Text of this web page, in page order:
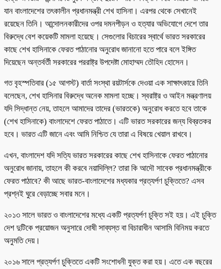
যান বাংলাদেশের তৎকালীন প্রধানমন্ত্রী শেখ হাসিনা। এরপর থেকে সেখানেই
রয়েছেন তিনি। আন্দোলনকারীদের ওপর দমনপীড়ন ও হত্যার অভিযোগে দেশে তার
বিরুদ্ধে বেশ কয়েকটি মামলা হয়েছে। সেগুলোর বিচারের স্বার্থে ভারত সরকারের
কাছে শেখ হাসিনাকে ফেরত পাঠানোর অনুরোধ জানানো হতে পারে বলে ইঙ্গিত
দিয়েছেন অন্তর্বর্তী সরকারের পররাষ্ট্র উপদেষ্টা মোহাম্মদ তৌহিদ হোসেন।
গত বৃহস্পতিবার (১৫ আগস্ট) বার্তা সংস্থা রয়টার্সকে দেওয়া এক সাক্ষাৎকারে তিনি
বলেছেন, শেখ হাসিনার বিরুদ্ধে অনেক মামলা হচ্ছে। স্বরাষ্ট্র ও আইন মন্ত্রণালয়
যদি সিদ্ধান্ত নেয়, তাহলে আমাদের তাদের (ভারতকে) অনুরোধ করতে হবে তাকে
(শেখ হাসিনাকে) বাংলাদেশে ফেরত পাঠাতে। এটি ভারত সরকারের জন্য বিব্রতকর
হবে। ভারত এটি জানে এবং আমি নিশ্চিত যে তারা এ বিষয়ে খেয়াল রাখবে।
এখন, বাংলাদেশ যদি সত্যি ভারত সরকারের কাছে শেখ হাসিনাকে ফেরত পাঠানোর
অনুরোধ জানায়, তাহলে কী করবে নয়াদিল্লি? তারা কি আদৌ সাবেক প্রধানমন্ত্রীকে
ফেরত পাঠাবে? কী আছে ভারত-বাংলাদেশের মধ্যকার প্রত্যর্পণ চুক্তিতে? এসব
প্রশ্নই ঘুরে বেড়াচ্ছে সবার মনে।
২০১৩ সালে ভারত ও বাংলাদেশের মধ্যে একটি প্রত্যর্পণ চুক্তি সই হয়। এই চুক্তি
দেশ দুটিকে প্রয়োজন অনুসারে দোষী সাব্যস্ত বা বিচারাধীন আসামি বিনিময় করতে
অনুমতি দেয়।
২০১৬ সালে প্রত্যর্পণ চুক্তিতে একটি সংশোধনী যুক্ত করা হয়। এতে এক বছরের